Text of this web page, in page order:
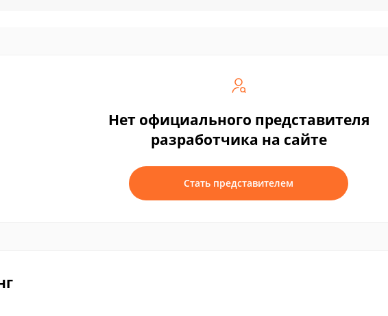
Нет официального представителя
разработчика на сайте
Стать представителем